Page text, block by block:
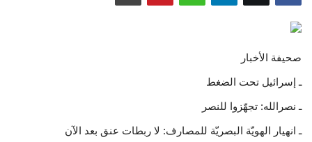
اقتصاد
رياضة
فيديو
صحيفة الأخبار
ـ إسرائيل تحت الضغط
ـ نصرالله: تجهّزوا للنصر
ـ انهيار الهويّة البصريّة للمصارف: لا ربطات عنق بعد الآن